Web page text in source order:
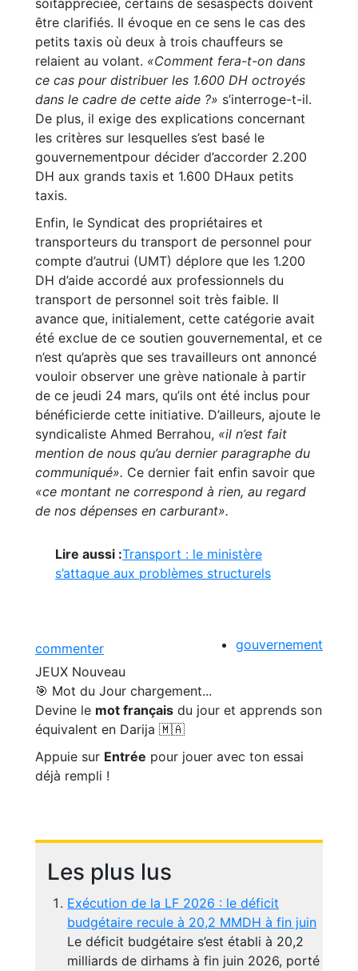
soitappréciée, certains de sesaspects doivent
être clarifiés. Il évoque en ce sens le cas des
petits taxis où deux à trois chauffeurs se
relaient au volant. «Comment fera-t-on dans
ce cas pour distribuer les 1.600 DH octroyés
dans le cadre de cette aide ?» s’interroge-t-il.
De plus, il exige des explications concernant
les critères sur lesquelles s’est basé le
gouvernementpour décider d’accorder 2.200
DH aux grands taxis et 1.600 DHaux petits
taxis.
Enfin, le Syndicat des propriétaires et
transporteurs du transport de personnel pour
compte d’autrui (UMT) déplore que les 1.200
DH d’aide accordé aux professionnels du
transport de personnel soit très faible. Il
avance que, initialement, cette catégorie avait
été exclue de ce soutien gouvernemental, et ce
n’est qu’après que ses travailleurs ont annoncé
vouloir observer une grève nationale à partir
de ce jeudi 24 mars, qu’ils ont été inclus pour
bénéficierde cette initiative. D’ailleurs, ajoute le
syndicaliste Ahmed Berrahou, «il n’est fait
mention de nous qu’au dernier paragraphe du
communiqué». Ce dernier fait enfin savoir que
«ce montant ne correspond à rien, au regard
de nos dépenses en carburant».
Lire aussi :Transport : le ministère
s’attaque aux problèmes structurels
commenter
gouvernement
JEUX Nouveau
🎯 Mot du Jour chargement...
Devine le mot français du jour et apprends son
équivalent en Darija 🇲🇦
Appuie sur Entrée pour jouer avec ton essai
déjà rempli !
Les plus lus
Exécution de la LF 2026 : le déficit
budgétaire recule à 20,2 MMDH à fin juin
Le déficit budgétaire s’est établi à 20,2
milliards de dirhams à fin juin 2026, porté